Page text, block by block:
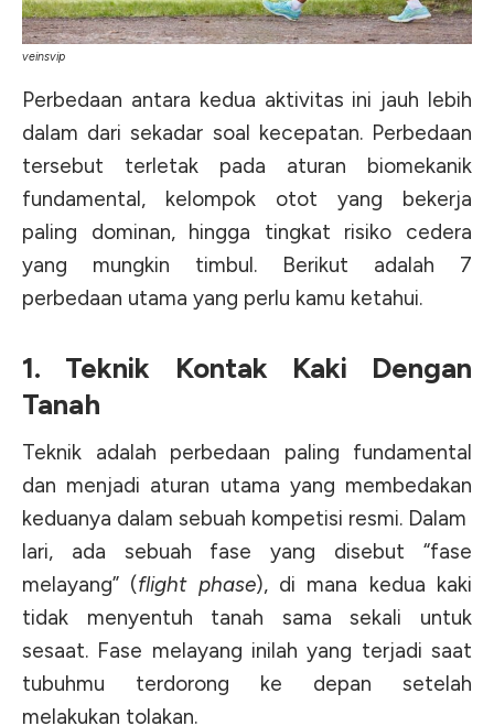
veinsvip
Perbedaan antara kedua aktivitas ini jauh lebih
dalam dari sekadar soal kecepatan. Perbedaan
tersebut terletak pada aturan biomekanik
fundamental, kelompok otot yang bekerja
paling dominan, hingga tingkat risiko cedera
yang mungkin timbul. Berikut adalah 7
perbedaan utama yang perlu kamu ketahui.
1. Teknik Kontak Kaki Dengan
Tanah
Teknik adalah perbedaan paling fundamental
dan menjadi aturan utama yang membedakan
keduanya dalam sebuah kompetisi resmi. Dalam
lari, ada sebuah fase yang disebut “fase
melayang” (flight phase), di mana kedua kaki
tidak menyentuh tanah sama sekali untuk
sesaat. Fase melayang inilah yang terjadi saat
tubuhmu terdorong ke depan setelah
melakukan tolakan.